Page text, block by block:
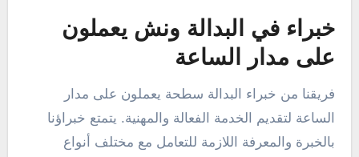
خبراء في البدالة ونش يعملون
على مدار الساعة
فريقنا من خبراء البدالة سطحة يعملون على مدار
الساعة لتقديم الخدمة الفعالة والمهنية. يتمتع خبراؤنا
بالخبرة والمعرفة اللازمة للتعامل مع مختلف أنواع